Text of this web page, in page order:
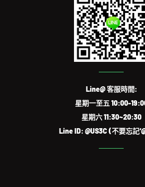
Line@ 客服時間:
星期一至五 10:00-
星期六 11:30~20:30
Line ID: @US3C (不要忘記